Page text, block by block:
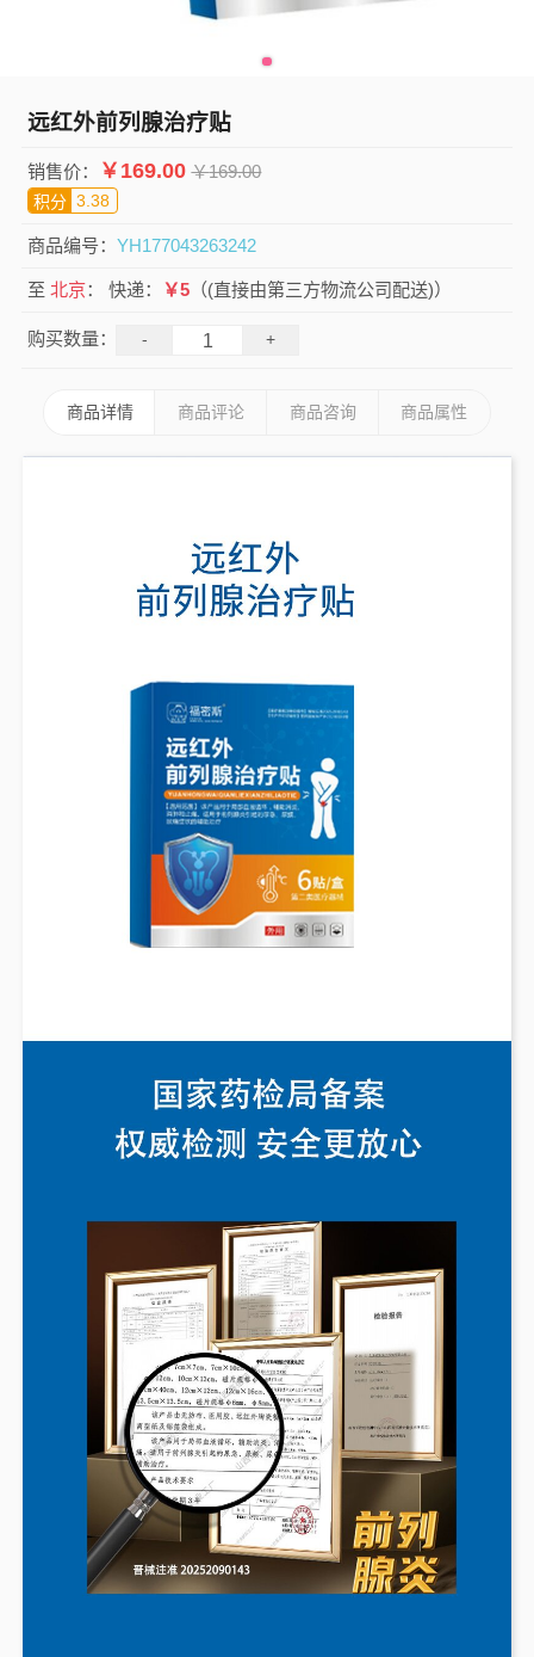
远红外前列腺治疗贴
销售价： ￥ 169.00 ￥169.00
积分 3.38
商品编号：YH177043263242
至北京：快递： ￥5 （(直接由第三方物流公司配送)）
购买数量： - +
商品详情 商品评论 商品咨询 商品属性